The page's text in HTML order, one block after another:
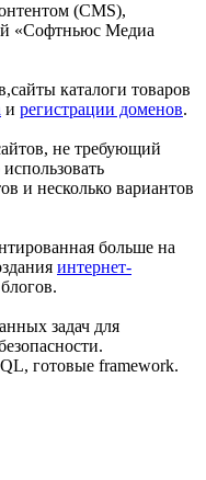
(CMS),
«Софтньюс Медиа
каталоги товаров
и регистрации доменов.
не требующий
и несколько вариантов
больше на
интернет-
задач для
готовые framework.